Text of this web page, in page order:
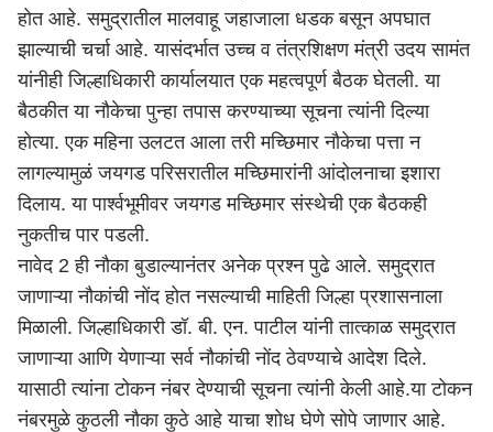
होत आहे. समुद्रातील मालवाहू जहाजाला धडक बसून अपघात
झाल्याची चर्चा आहे. यासंदर्भात उच्च व तंत्रशिक्षण मंत्री उदय सामंत
यांनीही जिल्हाधिकारी कार्यालयात एक महत्वपूर्ण बैठक घेतली. या
बैठकीत या नौकेचा पुन्हा तपास करण्याच्या सूचना त्यांनी दिल्या
होत्या. एक महिना उलटत आला तरी मच्छिमार नौकेचा पत्ता न
लागल्यामुळं जयगड परिसरातील मच्छिमारांनी आंदोलनाचा इशारा
दिलाय. या पार्श्वभूमीवर जयगड मच्छिमार संस्थेची एक बैठकही
नुकतीच पार पडली.
नावेद 2 ही नौका बुडाल्यानंतर अनेक प्रश्न पुढे आले. समुद्रात
जाणाऱ्या नौकांची नोंद होत नसल्याची माहिती जिल्हा प्रशासनाला
मिळाली. जिल्हाधिकारी डॉ. बी. एन. पाटील यांनी तात्काळ समुद्रात
जाणाऱ्या आणि येणाऱ्या सर्व नौकांची नोंद ठेवण्याचे आदेश दिले.
यासाठी त्यांना टोकन नंबर देण्याची सूचना त्यांनी केली आहे.या टोकन
नंबरमुळे कुठली नौका कुठे आहे याचा शोध घेणे सोपे जाणार आहे.